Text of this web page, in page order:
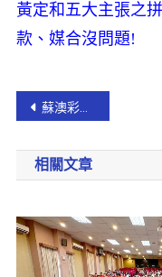
黃定和五大主張之
款、媒合沒問題!
蘇澳彩頭節 蘇澳鎮長邀您品嘗頂寮黃金醃蘿蔔！
相關文章